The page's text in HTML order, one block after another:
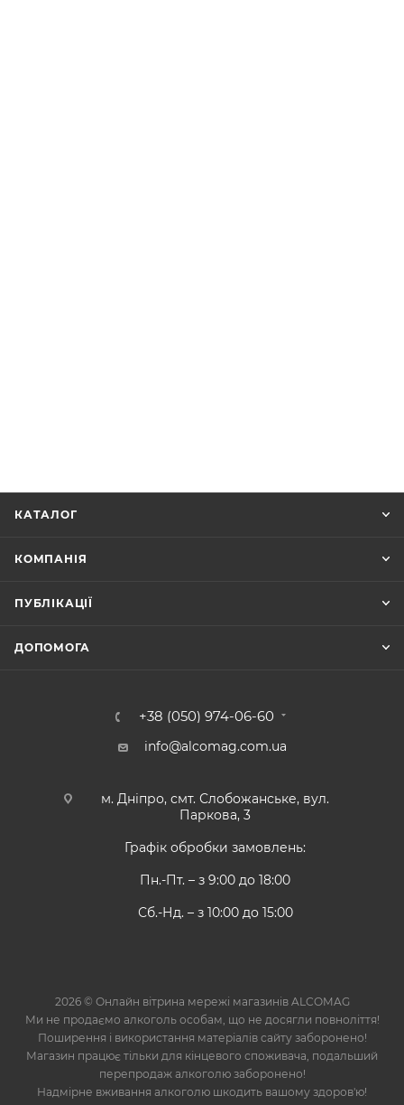
КАТАЛОГ
КОМПАНІЯ
ПУБЛІКАЦІЇ
ДОПОМОГА
+38 (050) 974-06-60
info@alcomag.com.ua
м. Дніпро, смт. Слобожанське, вул.
Паркова, 3
Графік обробки замовлень:
Пн.-Пт. – з 9:00 до 18:00
Сб.-Нд. – з 10:00 до 15:00
2026 © Онлайн вітрина мережі магазинів ALCOMAG
Ми не продаємо алкоголь особам, що не досягли повноліття!
Поширення і використання матеріалів сайту заборонено!
Магазин працює тільки для кінцевого споживача, подальший
перепродаж алкоголю заборонено!
Надмірне вживання алкоголю шкодить вашому здоров'ю!